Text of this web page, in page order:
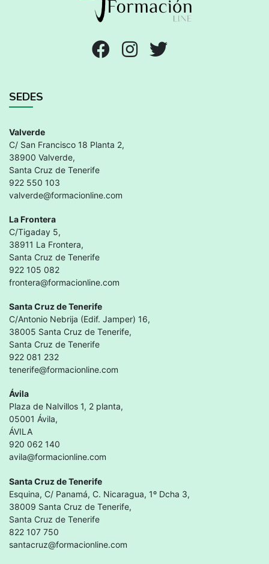
SEDES
Valverde
C/ San Francisco 18 Planta 2,
38900 Valverde,
Santa Cruz de Tenerife
922 550 103
valverde@formacionline.com
La Frontera
C/Tigaday 5,
38911 La Frontera,
Santa Cruz de Tenerife
922 105 082
frontera@formacionline.com
Santa Cruz de Tenerife
C/Antonio Nebrija (Edif. Jamper) 16,
38005 Santa Cruz de Tenerife,
Santa Cruz de Tenerife
922 081 232
tenerife@formacionline.com
Ávila
Plaza de Nalvillos 1, 2 planta,
05001 Ávila,
ÁVILA
920 062 140
avila@formacionline.com
Santa Cruz de Tenerife
Esquina, C/ Panamá, C. Nicaragua, 1º Dcha 3,
38009 Santa Cruz de Tenerife,
Santa Cruz de Tenerife
822 107 750
santacruz@formacionline.com